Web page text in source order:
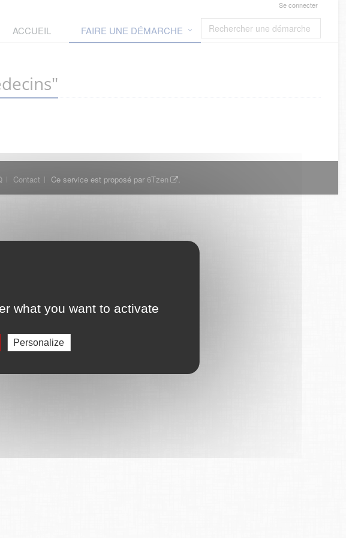
what you want to activate
Personalize
Se connecter
ACCUEIL FAIRE UNE DÉMARCHE
Contact Ce service est proposé par 6Tzen .